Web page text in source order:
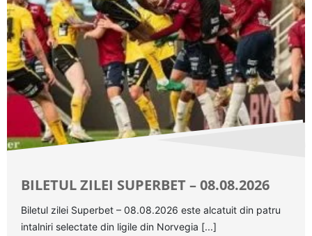
BILETUL ZILEI SUPERBET – 08.08.2026
Biletul zilei Superbet – 08.08.2026 este alcatuit din patru
intalniri selectate din ligile din Norvegia [...]